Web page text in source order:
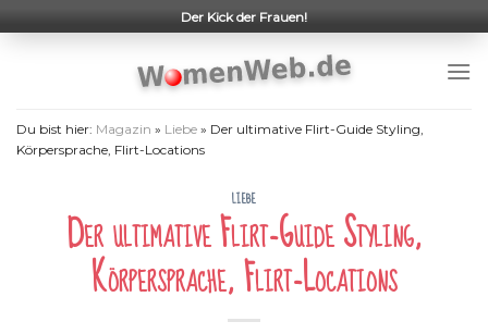
to
Der Kick der Frauen!
Du bist hier: Magazin » Liebe » Der ultimative Flirt-Guide Styling,
Körpersprache, Flirt-Locations
LIEBE
Der ultimative Flirt-Guide Styling,
Körpersprache, Flirt-Locations